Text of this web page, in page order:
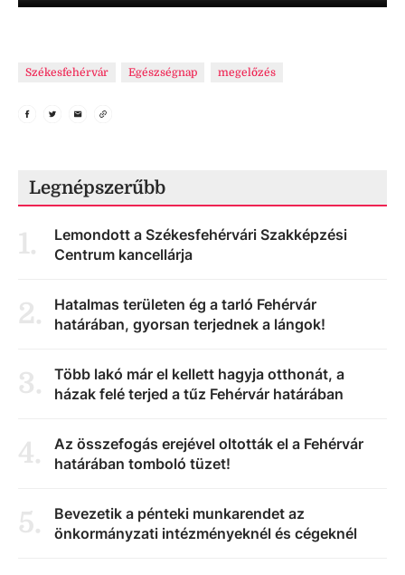
Székesfehérvár Egészségnap megelőzés
Legnépszerűbb
1.
Lemondott a Székesfehérvári Szakképzési
Centrum kancellárja
2.
Hatalmas területen ég a tarló Fehérvár
határában, gyorsan terjednek a lángok!
3.
Több lakó már el kellett hagyja otthonát, a
házak felé terjed a tűz Fehérvár határában
4.
Az összefogás erejével oltották el a Fehérvár
határában tomboló tüzet!
5.
Bevezetik a pénteki munkarendet az
önkormányzati intézményeknél és cégeknél